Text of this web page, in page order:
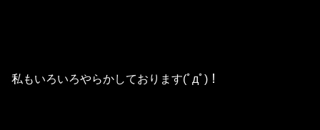
私もいろいろやらかしております(ﾟдﾟ)！